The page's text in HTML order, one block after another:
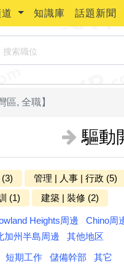
知識庫 話題新聞
區, 全職】
驅動
管理 | 人事 | 行政 (5)
(1) 建築 | 裝修 (2)
Heights周邊 Chino周
加州半島周邊
其他地区
短期工作 儲備幹部 其它